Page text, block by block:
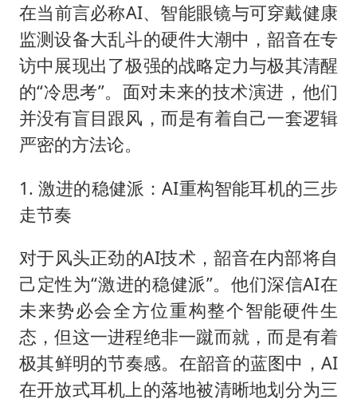
在当前言必称AI、智能眼镜与可穿戴健康
监测设备大乱斗的硬件大潮中，韶音在专
访中展现出了极强的战略定力与极其清醒
的“冷思考”。面对未来的技术演进，他们
并没有盲目跟风，而是有着自己一套逻辑
严密的方法论。
1. 激进的稳健派：AI重构智能耳机的三步
走节奏
对于风头正劲的AI技术，韶音在内部将自
己定性为“激进的稳健派”。他们深信AI在
未来势必会全方位重构整个智能硬件生
态，但这一进程绝非一蹴而就，而是有着
极其鲜明的节奏感。在韶音的蓝图中，AI
在开放式耳机上的落地被清晰地划分为三